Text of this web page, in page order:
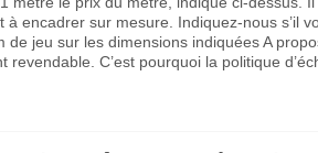
encadrer sur mesure. Indiquez-nous s’il
jeu sur les dimensions indiquées A
C’est pourquoi la politique